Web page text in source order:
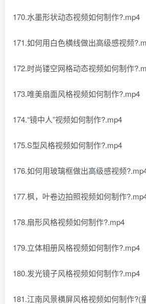
170.水墨形状动态视频如何制作?.mp4
171.如何用白色横线做出高级感视频
172.时尚镂空网格动态视频如何制作
173.唯美扇面风格视频如何制作?.mp4
174.“镜中人”视频如何制作?.mp4
175.S型风格视频如何制作?.mp4
176.如何用玻璃框做出高级感视频
177.枫，叶卷边拍照视频如何制作
178.扇形风格视频如何制作?.mp4
179.立体相册风格视频如何制作?.mp4
180.发光镜子风格视频如何制作?.mp4
181.江南风景横屏风格视频如何制作?(